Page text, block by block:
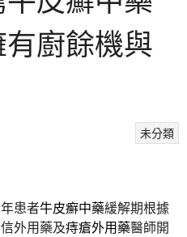
廚餘機與
未分類
患者牛皮癬中藥緩解期根據
外用藥及痔瘡外用藥醫師開